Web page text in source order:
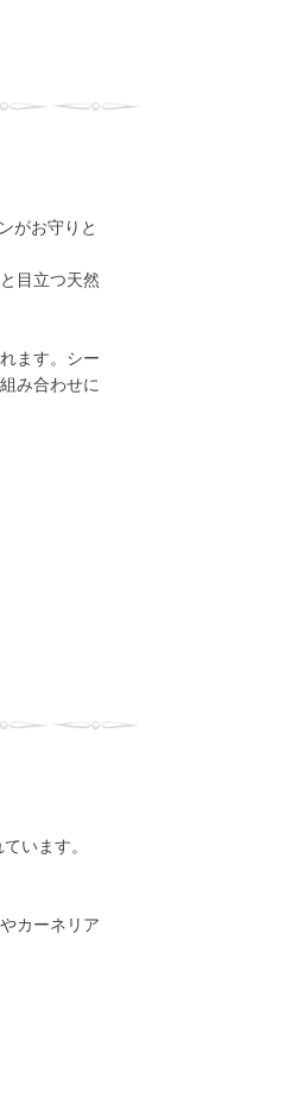
がお守りと
目立つ天然
ます。シー
み合わせに
います。
カーネリア